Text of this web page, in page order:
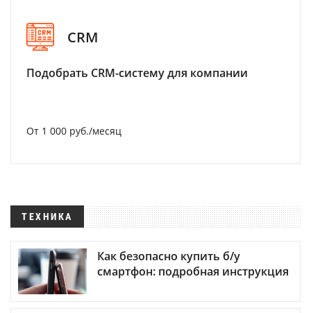
CRM
Подобрать CRM-систему для компании
От 1 000 руб./месяц
ТЕХНИКА
Как безопасно купить б/у
смартфон: подробная инструкция